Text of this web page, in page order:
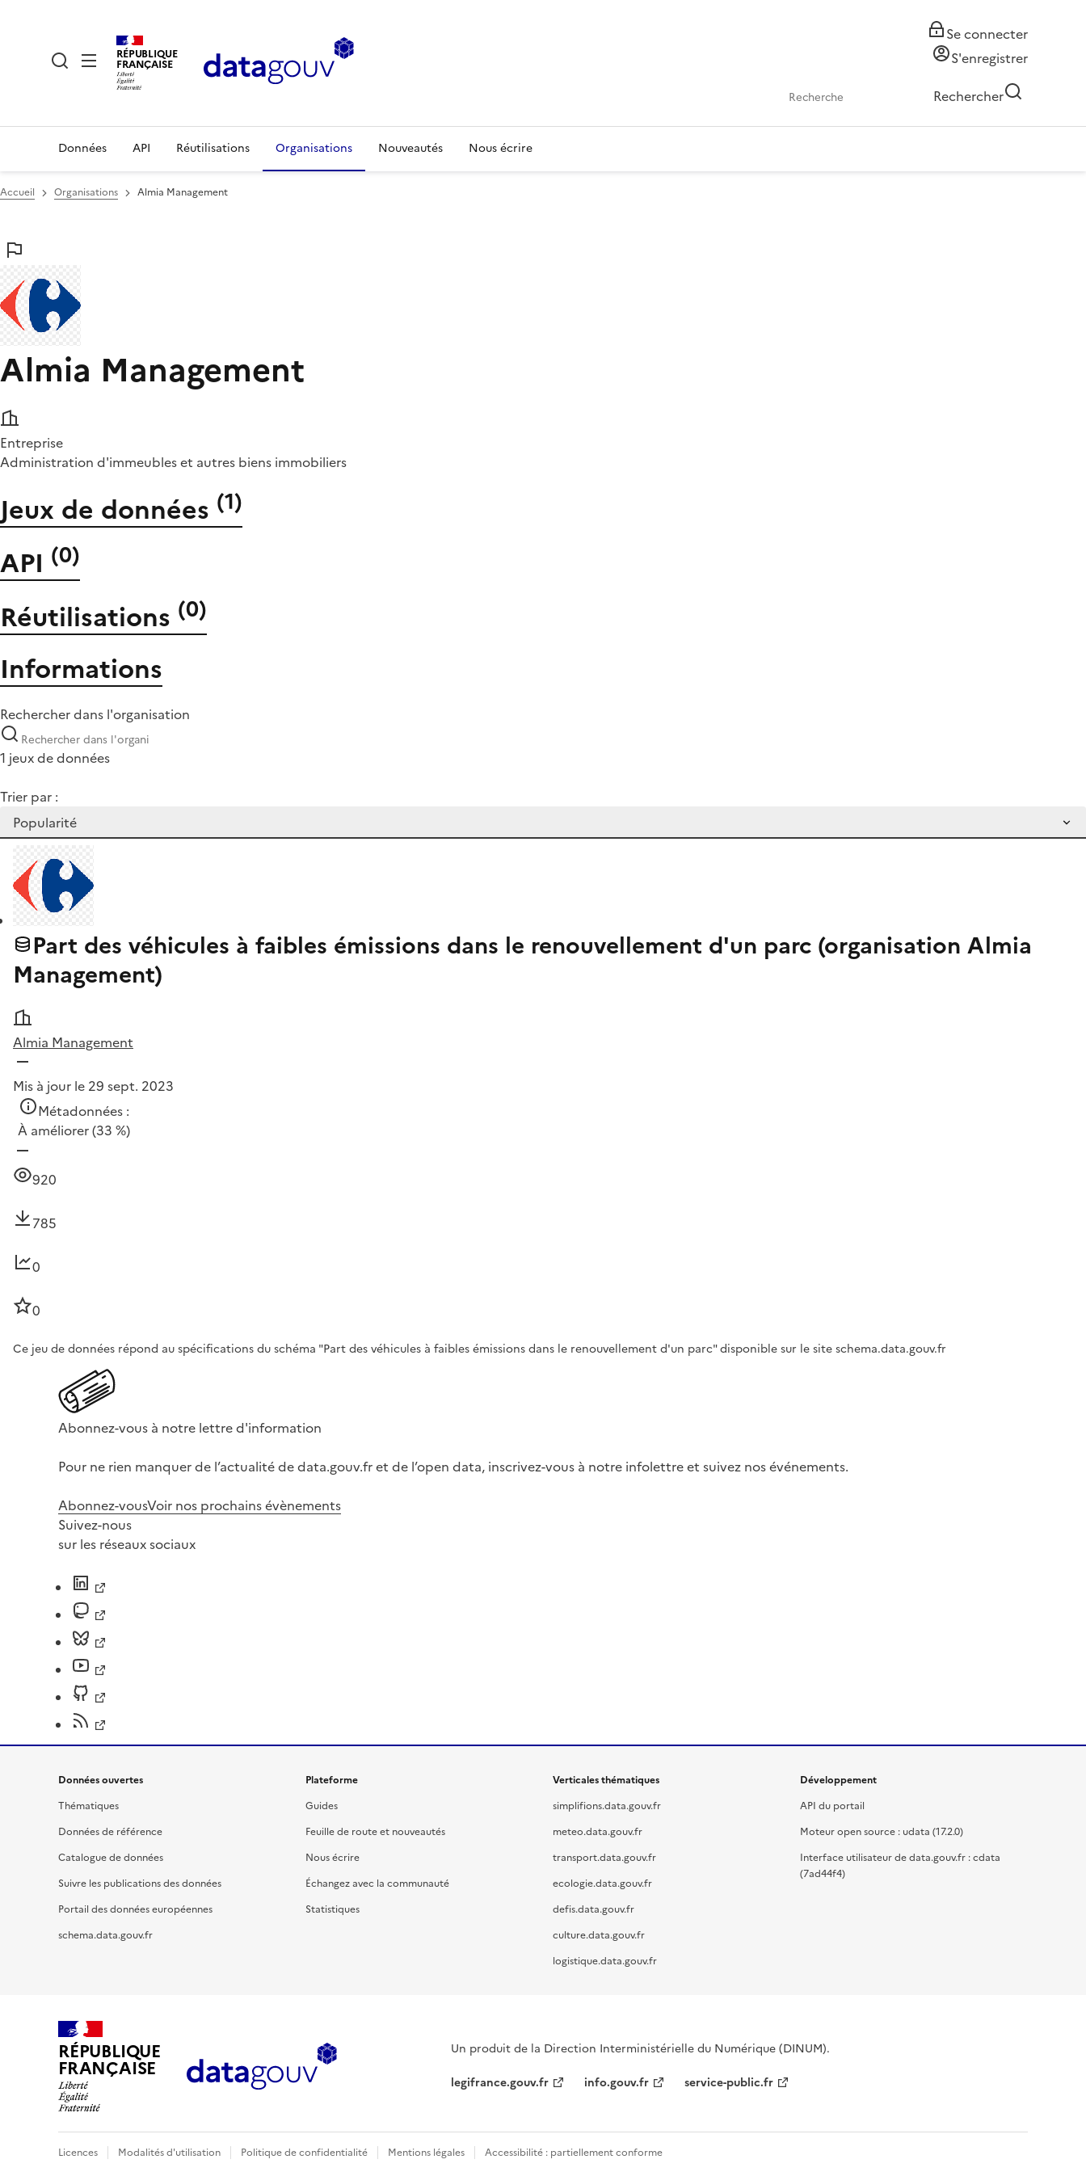
RÉPUBLIQUE
FRANÇAISE
Se connecter
S'enregistrer
Rechercher
Données API Réutilisations Organisations Nouveautés Nous écrire
Accueil Organisations Almia Management
Almia Management
Entreprise
Administration d'immeubles et autres biens immobiliers
Jeux de données (1)
API (0)
Réutilisations (0)
Informations
Rechercher dans l'organisation
1 jeux de données
Trier par :
Part des véhicules à faibles émissions dans le renouvellement d'un parc (organisation Almia
Management)
Almia Management
Mis à jour le 29 sept. 2023
Métadonnées :
À améliorer(33 %)
920
785
0
0
Ce jeu de données répond au spécifications du schéma "Part des véhicules à faibles émissions dans le renouvellement d'un parc" disponible sur le site schema.data.gouv.fr
Abonnez-vous à notre lettre d'information
Pour ne rien manquer de l’actualité de data.gouv.fr et de l’open data, inscrivez-vous à notre infolettre et suivez nos événements.
Abonnez-vousVoir nos prochains évènements
Suivez-nous
sur les réseaux sociaux
Données ouvertes
Thématiques
Données de référence
Catalogue de données
Suivre les publications des données
Portail des données européennes
schema.data.gouv.fr
Plateforme
Guides
Feuille de route et nouveautés
Nous écrire
Échangez avec la communauté
Statistiques
Verticales thématiques
simplifions.data.gouv.fr
meteo.data.gouv.fr
transport.data.gouv.fr
ecologie.data.gouv.fr
defis.data.gouv.fr
culture.data.gouv.fr
logistique.data.gouv.fr
Développement
API du portail
Moteur open source : udata (17.2.0)
Interface utilisateur de data.gouv.fr : cdata
(7ad44f4)
RÉPUBLIQUE
FRANÇAISE
Un produit de la Direction Interministérielle du Numérique (DINUM).
legifrance.gouv.fr
info.gouv.fr service-public.fr
Licences Modalités d'utilisation Politique de confidentialité Mentions légales Accessibilité : partiellement conforme